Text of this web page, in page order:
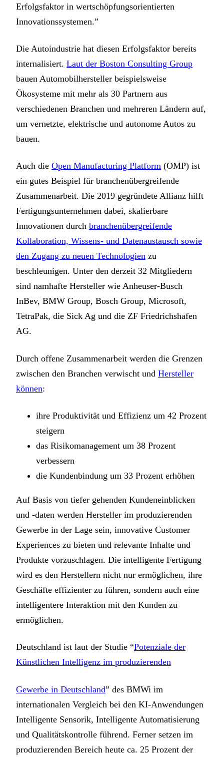
Erfolgsfaktor in wertschöpfungsorientierten
Innovationssystemen.”
Die Autoindustrie hat diesen Erfolgsfaktor bereits
internalisiert. Laut der Boston Consulting Group
bauen Automobilhersteller beispielsweise
Ökosysteme mit mehr als 30 Partnern aus
verschiedenen Branchen und mehreren Ländern auf,
um vernetzte, elektrische und autonome Autos zu
bauen.
Auch die Open Manufacturing Platform (OMP) ist
ein gutes Beispiel für branchenübergreifende
Zusammenarbeit. Die 2019 gegründete Allianz hilft
Fertigungsunternehmen dabei, skalierbare
Innovationen durch branchenübergreifende
Kollaboration, Wissens- und Datenaustausch sowie
den Zugang zu neuen Technologien zu
beschleunigen. Unter den derzeit 32 Mitgliedern
sind namhafte Hersteller wie Anheuser-Busch
InBev, BMW Group, Bosch Group, Microsoft,
TetraPak, die Sick Ag und die ZF Friedrichshafen
AG.
Durch offene Zusammenarbeit werden die Grenzen
zwischen den Branchen verwischt und Hersteller
können:
ihre Produktivität und Effizienz um 42 Prozent
steigern
das Risikomanagement um 38 Prozent
verbessern
die Kundenbindung um 33 Prozent erhöhen
Auf Basis von tiefer gehenden Kundeneinblicken
und -daten werden Hersteller im produzierenden
Gewerbe in der Lage sein, innovative Customer
Experiences zu bieten und relevante Inhalte und
Produkte vorzuschlagen. Die intelligente Fertigung
wird es den Herstellern nicht nur ermöglichen, ihre
Geschäfte effizienter zu führen, sondern auch eine
intelligentere Interaktion mit den Kunden zu
ermöglichen.
Deutschland ist laut der Studie “Potenziale der
Künstlichen Intelligenz im produzierenden
Gewerbe in Deutschland” des BMWi im
internationalen Vergleich bei den KI-Anwendungen
Intelligente Sensorik, Intelligente Automatisierung
und Qualitätskontrolle führend. Ferner setzen im
produzierenden Bereich heute ca. 25 Prozent der